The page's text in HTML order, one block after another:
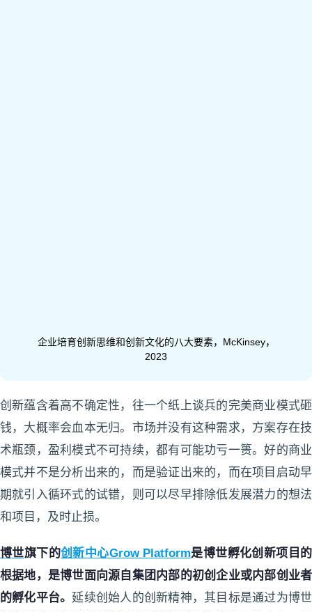
企业培育创新思维和创新文化的八大要素，McKinsey，
2023
创新蕴含着高不确定性，往一个纸上谈兵的完美商业模式砸
钱，大概率会血本无归。市场并没有这种需求，方案存在技
术瓶颈，盈利模式不可持续，都有可能功亏一篑。好的商业
模式并不是分析出来的，而是验证出来的，而在项目启动早
期就引入循环式的试错，则可以尽早排除低发展潜力的想法
和项目，及时止损。
博世旗下的创新中心Grow Platform是博世孵化创新项目的
根据地，是博世面向源自集团内部的初创企业或内部创业者
的孵化平台。 延续创始人的创新精神，其目标是通过为博世